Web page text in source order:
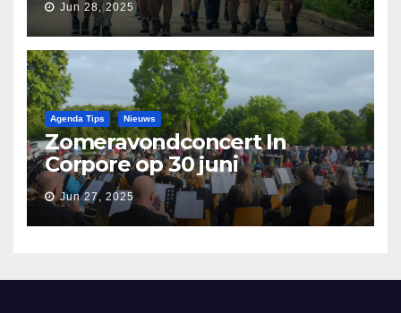
Pronkjewailpad
Jun 28, 2025
Agenda Tips Nieuws
Zomeravondconcert In
Corpore op 30 juni
Jun 27, 2025